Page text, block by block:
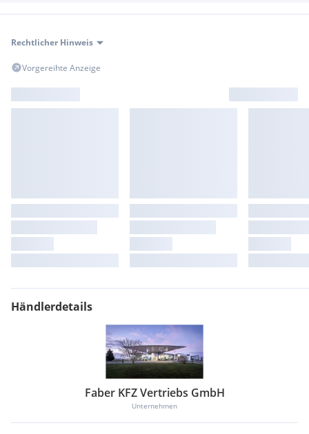
Rechtlicher Hinweis
Vorgereihte Anzeige
Händlerdetails
Faber KFZ Vertriebs GmbH
Unternehmen